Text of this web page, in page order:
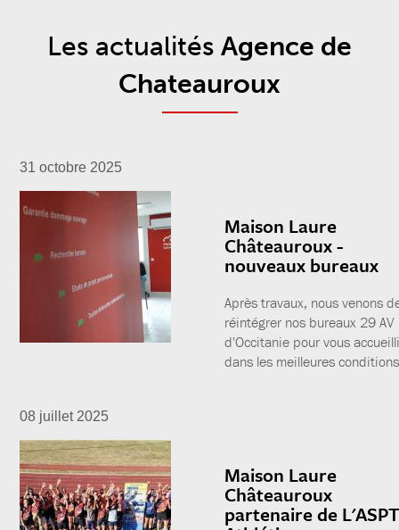
Les actualités Agence de
Chateauroux
31 octobre 2025
Maison Laure
Châteauroux -
nouveaux bureaux
Après travaux, nous venons
réintégrer nos bureaux 29 AV
d'Occitanie pour vous
dans les meilleures
08 juillet 2025
Maison Laure
Châteauroux
partenaire de